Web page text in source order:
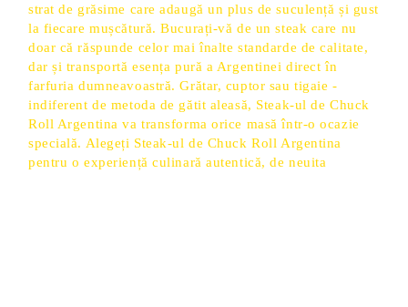
strat de grăsime care adaugă un plus de suculență și gust
la fiecare mușcătură. Bucurați-vă de un steak care nu
doar că răspunde celor mai înalte standarde de calitate,
dar și transportă esența pură a Argentinei direct în
farfuria dumneavoastră. Grătar, cuptor sau tigaie -
indiferent de metoda de gătit aleasă, Steak-ul de Chuck
Roll Argentina va transforma orice masă într-o ocazie
specială. Alegeți Steak-ul de Chuck Roll Argentina
pentru o experiență culinară autentică, de neuita